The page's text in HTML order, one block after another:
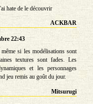
hate de le découvrir
ACKBAR
22:43
si les modélisations sont
textures sont fades. Les
et les personnages
jeu remis au goût du jour.
Mitsurugi